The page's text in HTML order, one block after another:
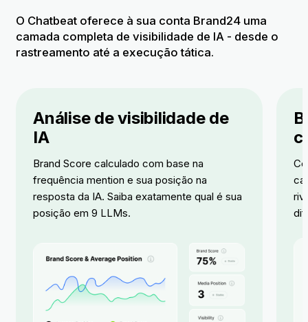
O Chatbeat oferece à sua conta Brand24 uma
camada completa de visibilidade de IA - desde o
rastreamento até a execução tática.
Análise de visibilidade de
IA
Brand Score calculado com base na
frequência mention e sua posição na
resposta da IA. Saiba exatamente qual é sua
posição em 9 LLMs.